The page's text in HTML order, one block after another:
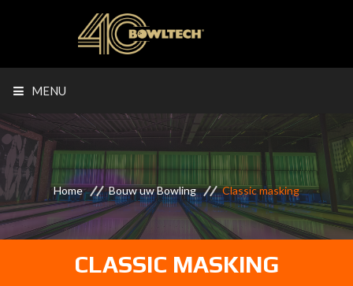
MENU
Home Bouw uw Bowling Classic masking
CLASSIC MASKING